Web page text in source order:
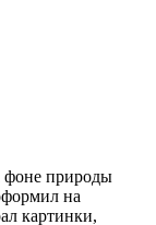
фоне природы
на
картинки,